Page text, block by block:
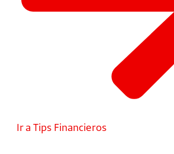
Ir a Tips Financieros